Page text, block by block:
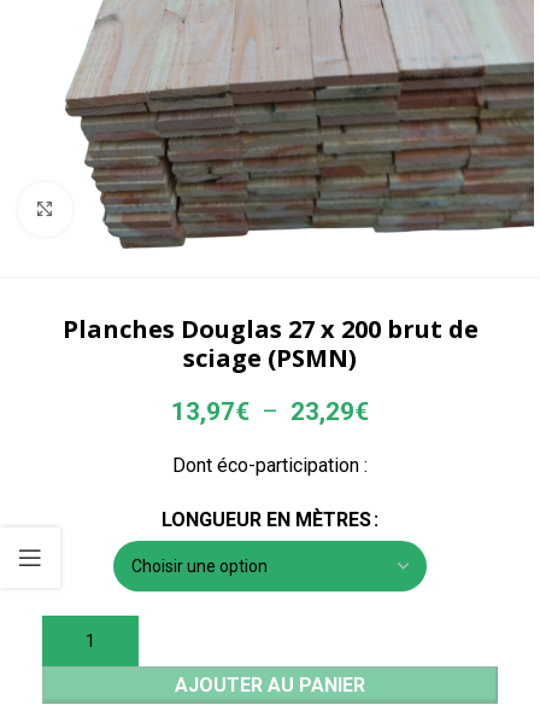
Agrandir
Planches Douglas 27 x 200 brut de
sciage (PSMN)
13,97€ – 23,29€
Dont éco-participation :
LONGUEUR EN MÈTRES
AJOUTER AU PANIER